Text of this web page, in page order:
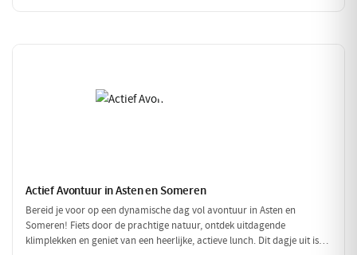
Actief Avontuur in Asten en Someren
Bereid je voor op een dynamische dag vol avontuur in Asten en
Someren! Fiets door de prachtige natuur, ontdek uitdagende
klimplekken en geniet van een heerlijke, actieve lunch. Dit dagje uit is